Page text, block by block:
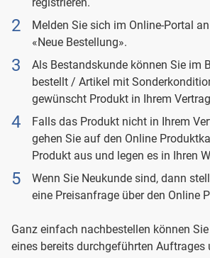
Melden Sie sich im Online-Portal
«Neue Bestellung».
Als Bestandskunde können Sie im
bestellt / Artikel mit
gewünscht Produkt in Ihrem
Falls das Produkt nicht in Ihrem
gehen Sie auf den Online
Produkt aus und legen es in Ihren
Wenn Sie Neukunde sind, dann
eine Preisanfrage über den Online
Ganz einfach nachbestellen können
eines bereits durchgeführten Auftrages